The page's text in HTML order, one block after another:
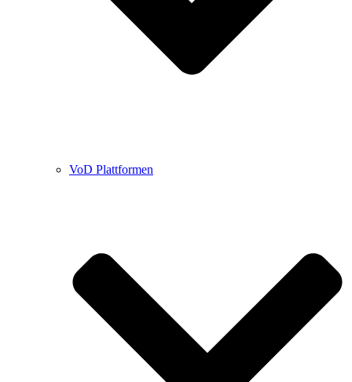
VoD Plattformen